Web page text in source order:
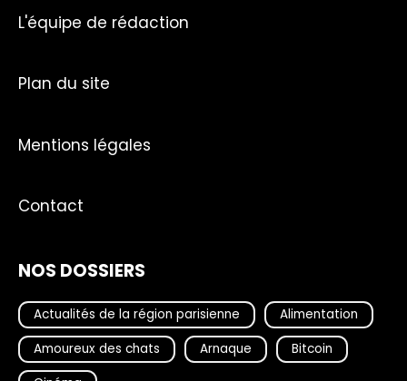
L'équipe de rédaction
Plan du site
Mentions légales
Contact
NOS DOSSIERS
Actualités de la région parisienne
Alimentation
Amoureux des chats
Arnaque
Bitcoin